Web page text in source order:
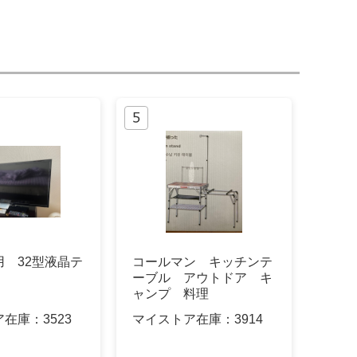
32型液晶テ
庫： 3523
コールマン キッチンテ
ーブル アウトドア キ
ャンプ 料理
マイストア在庫： 3914